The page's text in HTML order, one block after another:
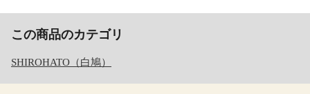
この商品のカテゴリ
SHIROHATO（白鳩）